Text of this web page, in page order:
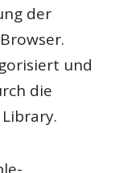
der
und
die